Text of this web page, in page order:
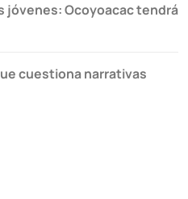
jóvenes: Ocoyoacac tendrá
cuestiona narrativas